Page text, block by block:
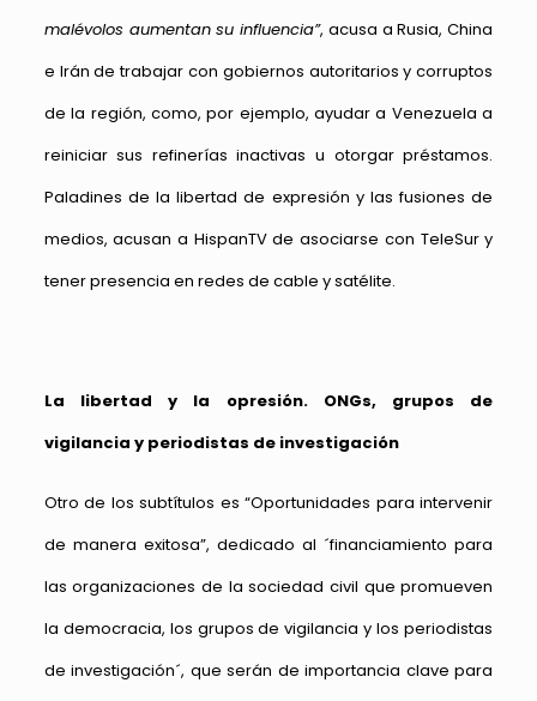
malévolos aumentan su influencia”, acusa a Rusia, China
e Irán de trabajar con gobiernos autoritarios y corruptos
de la región, como, por ejemplo, ayudar a Venezuela a
reiniciar sus refinerías inactivas u otorgar préstamos.
Paladines de la libertad de expresión y las fusiones de
medios, acusan a HispanTV de asociarse con TeleSur y
tener presencia en redes de cable y satélite.
La libertad y la opresión. ONGs, grupos de
vigilancia y periodistas de investigación
Otro de los subtítulos es “Oportunidades para intervenir
de manera exitosa”, dedicado al ´financiamiento para
las organizaciones de la sociedad civil que promueven
la democracia, los grupos de vigilancia y los periodistas
de investigación´, que serán de importancia clave para